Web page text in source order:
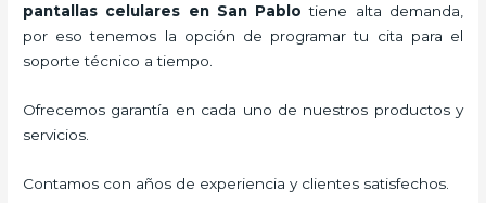
pantallas celulares en San Pablo tiene alta demanda,
por eso tenemos la opción de programar tu cita para el
soporte técnico a tiempo.
Ofrecemos garantía en cada uno de nuestros productos y
servicios.
Contamos con años de experiencia y clientes satisfechos.